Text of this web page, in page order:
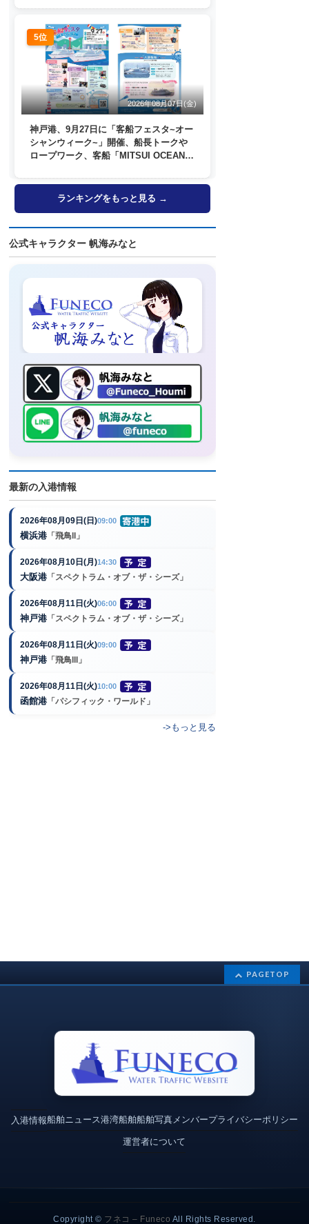
5位
2026年08月07日(金)
神戸港、9月27日に「客船フェスタ~オー
シャンウィーク~」開催、船長トークや
ロープワーク、客船「MITSUI OCEAN
ランキングをもっと見る →
公式キャラクター 帆海みなと
最新の入港情報
2026年08月09日(日)09:00
横浜港 「飛鳥II」
2026年08月10日(月)14:30
大阪港 「スペクトラム・オブ・ザ・シーズ」
2026年08月11日(火)06:00
神戸港 「スペクトラム・オブ・ザ・シーズ」
2026年08月11日(火)09:00
神戸港 「飛鳥III」
2026年08月11日(火)10:00
函館港 「パシフィック・ワールド」
->もっと見る
PAGETOP
入港情報船舶ニュース港湾船舶船舶写真メンバープライバシーポリシー
運営者について
Copyright © フネコ – Funeco All Rights Reserved.